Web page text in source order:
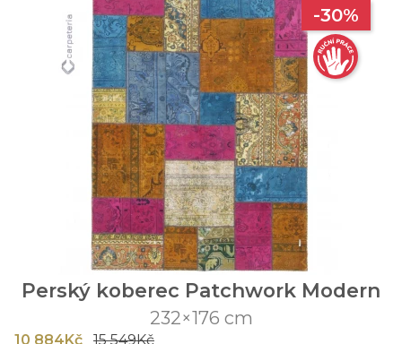
-30%
Perský koberec Patchwork Modern
232×176 cm
10 884Kč 15 549Kč